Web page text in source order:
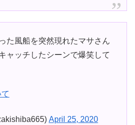
た風船を突然現れたマサさん
ャッチしたシーンで爆笑して
April 25, 2020